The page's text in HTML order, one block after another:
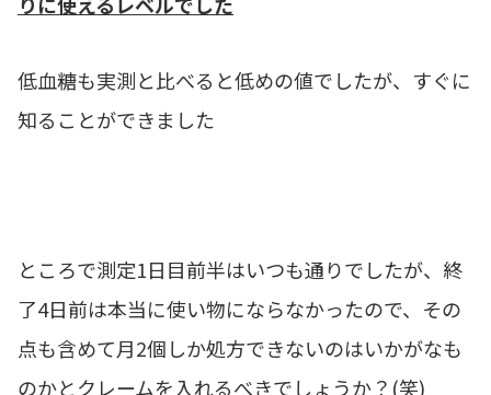
低血糖も実測と比べると低めの値でしたが、すぐに
知ることができました
ところで測定1日目前半はいつも通りでしたが、終
了4日前は本当に使い物にならなかったので、その
点も含めて月2個しか処方できないのはいかがなも
のかとクレームを入れるべきでしょうか？(笑)